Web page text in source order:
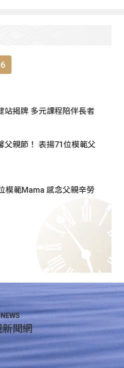
站揭牌 多元課程陪伴長者
父親節！ 表揚71位模範父
模範Mama 感念父親辛勞
聞網